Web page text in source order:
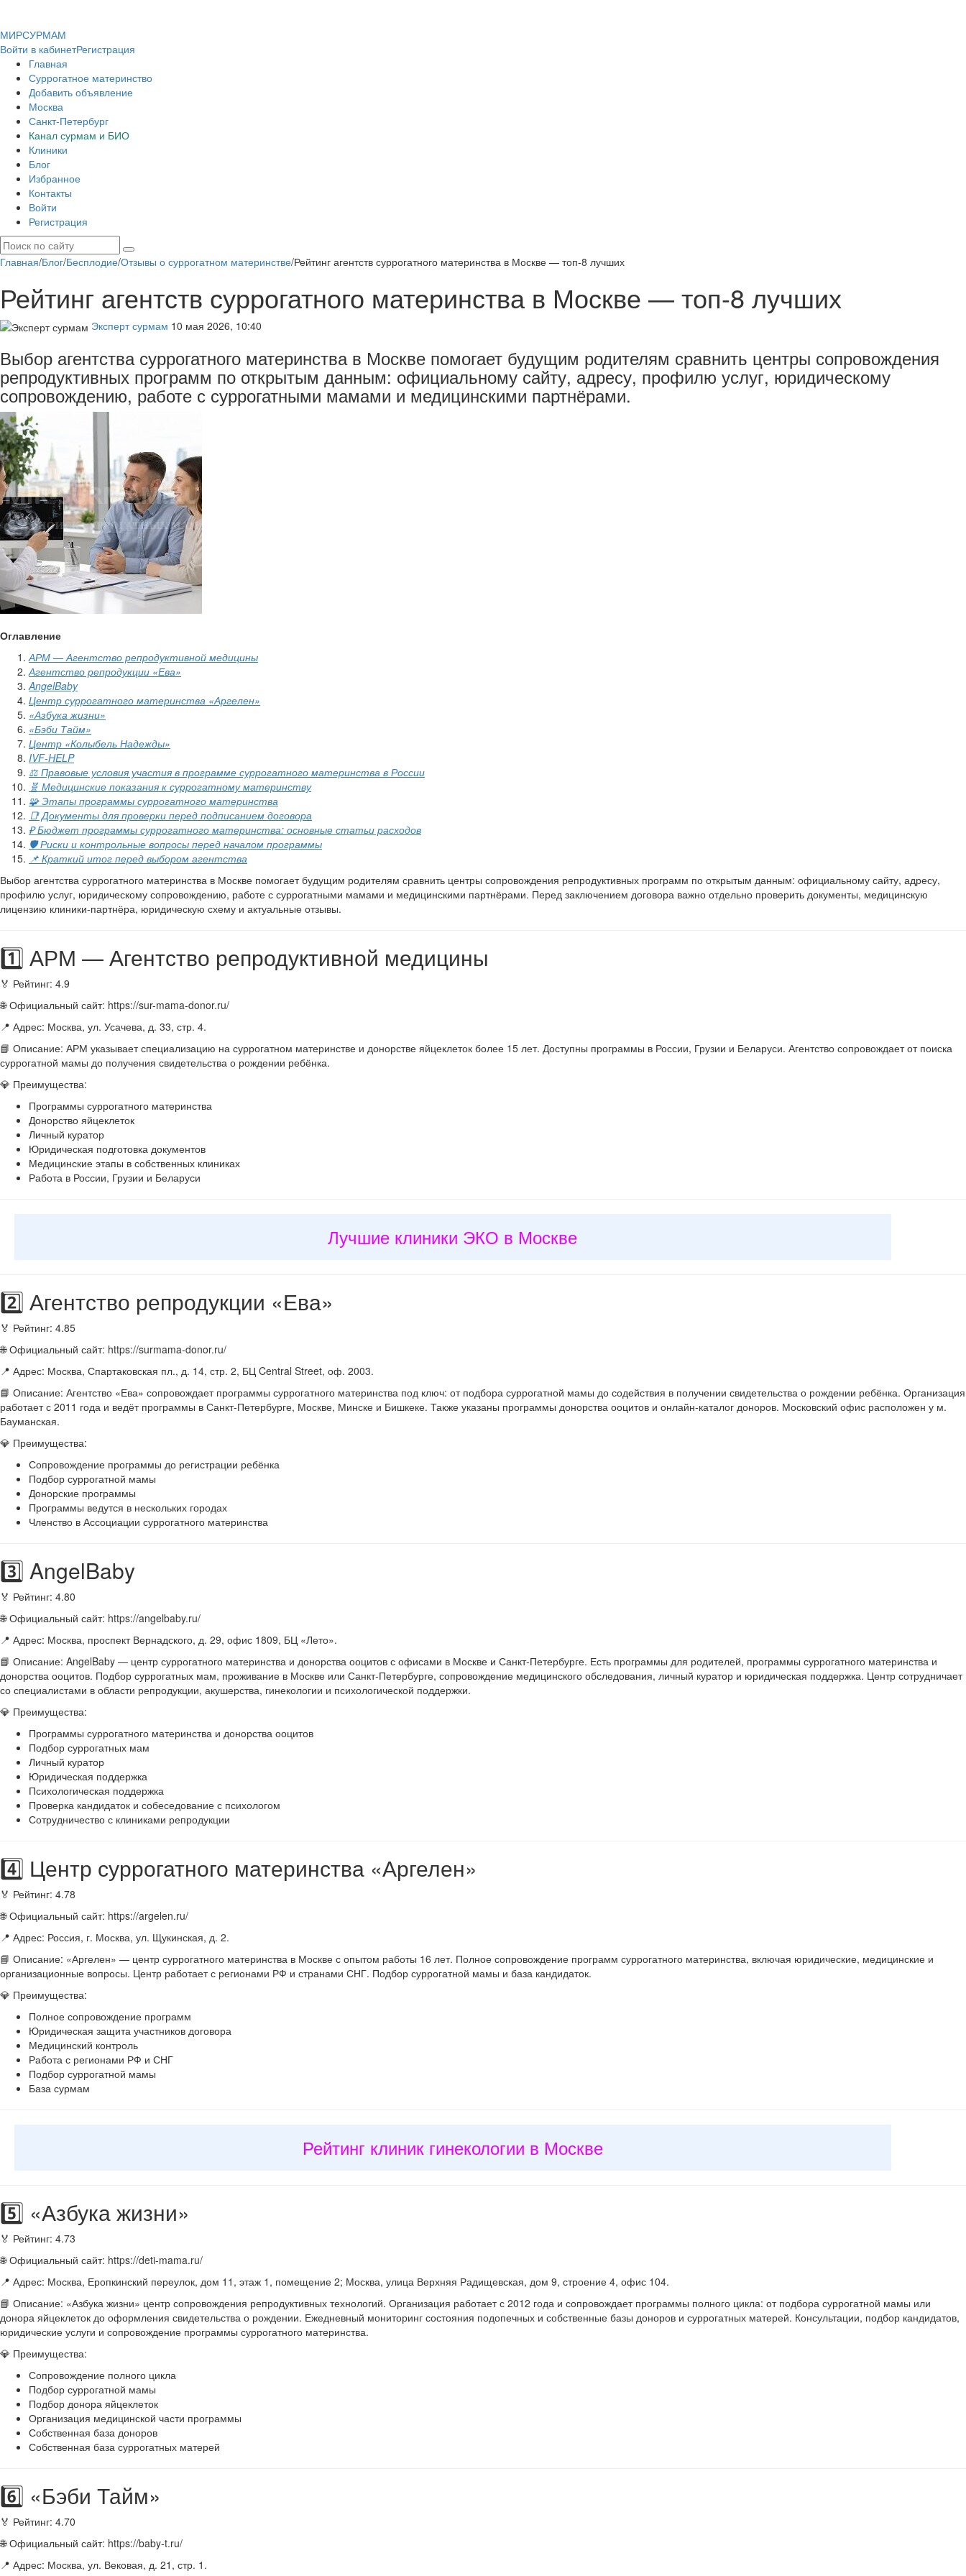
МИРСУРМАМ
Войти в кабинетРегистрация
Главная
Суррогатное материнство
Добавить объявление
Москва
Санкт-Петербург
Канал сурмам и БИО
Клиники
Блог
Избранное
Контакты
Войти
Регистрация
Главная/Блог/Бесплодие/Отзывы о суррогатном материнстве/Рейтинг агентств суррогатного материнства в Москве — топ-8 лучших
Рейтинг агентств суррогатного материнства в Москве — топ-8 лучших
Эксперт сурмам 10 мая 2026, 10:40
Выбор агентства суррогатного материнства в Москве помогает будущим родителям сравнить центры сопровождения
репродуктивных программ по открытым данным: официальному сайту, адресу, профилю услуг, юридическому
сопровождению, работе с суррогатными мамами и медицинскими партнёрами.
Оглавление
АРМ — Агентство репродуктивной медицины
Агентство репродукции «Ева»
AngelBaby
Центр суррогатного материнства «Аргелен»
«Азбука жизни»
«Бэби Тайм»
Центр «Колыбель Надежды»
IVF-HELP
⚖️ Правовые условия участия в программе суррогатного материнства в России
🧬 Медицинские показания к суррогатному материнству
🧩 Этапы программы суррогатного материнства
📑 Документы для проверки перед подписанием договора
₽ Бюджет программы суррогатного материнства: основные статьи расходов
🛡️ Риски и контрольные вопросы перед началом программы
📌 Краткий итог перед выбором агентства
Выбор агентства суррогатного материнства в Москве помогает будущим родителям сравнить центры сопровождения репродуктивных программ по открытым данным: официальному сайту, адресу,
профилю услуг, юридическому сопровождению, работе с суррогатными мамами и медицинскими партнёрами. Перед заключением договора важно отдельно проверить документы, медицинскую
лицензию клиники-партнёра, юридическую схему и актуальные отзывы.
1️⃣ АРМ — Агентство репродуктивной медицины
🏅 Рейтинг: 4.9
🌐 Официальный сайт: https://sur-mama-donor.ru/
📍 Адрес: Москва, ул. Усачева, д. 33, стр. 4.
📘 Описание: АРМ указывает специализацию на суррогатном материнстве и донорстве яйцеклеток более 15 лет. Доступны программы в России, Грузии и Беларуси. Агентство сопровождает от поиска
суррогатной мамы до получения свидетельства о рождении ребёнка.
💎 Преимущества:
Программы суррогатного материнства
Донорство яйцеклеток
Личный куратор
Юридическая подготовка документов
Медицинские этапы в собственных клиниках
Работа в России, Грузии и Беларуси
Лучшие клиники ЭКО в Москве
2️⃣ Агентство репродукции «Ева»
🏅 Рейтинг: 4.85
🌐 Официальный сайт: https://surmama-donor.ru/
📍 Адрес: Москва, Спартаковская пл., д. 14, стр. 2, БЦ Central Street, оф. 2003.
📘 Описание: Агентство «Ева» сопровождает программы суррогатного материнства под ключ: от подбора суррогатной мамы до содействия в получении свидетельства о рождении ребёнка. Организация
работает с 2011 года и ведёт программы в Санкт-Петербурге, Москве, Минске и Бишкеке. Также указаны программы донорства ооцитов и онлайн-каталог доноров. Московский офис расположен у м.
Бауманская.
💎 Преимущества:
Сопровождение программы до регистрации ребёнка
Подбор суррогатной мамы
Донорские программы
Программы ведутся в нескольких городах
Членство в Ассоциации суррогатного материнства
3️⃣ AngelBaby
🏅 Рейтинг: 4.80
🌐 Официальный сайт: https://angelbaby.ru/
📍 Адрес: Москва, проспект Вернадского, д. 29, офис 1809, БЦ «Лето».
📘 Описание: AngelBaby — центр суррогатного материнства и донорства ооцитов с офисами в Москве и Санкт-Петербурге. Есть программы для родителей, программы суррогатного материнства и
донорства ооцитов. Подбор суррогатных мам, проживание в Москве или Санкт-Петербурге, сопровождение медицинского обследования, личный куратор и юридическая поддержка. Центр сотрудничает
со специалистами в области репродукции, акушерства, гинекологии и психологической поддержки.
💎 Преимущества:
Программы суррогатного материнства и донорства ооцитов
Подбор суррогатных мам
Личный куратор
Юридическая поддержка
Психологическая поддержка
Проверка кандидаток и собеседование с психологом
Сотрудничество с клиниками репродукции
4️⃣ Центр суррогатного материнства «Аргелен»
🏅 Рейтинг: 4.78
🌐 Официальный сайт: https://argelen.ru/
📍 Адрес: Россия, г. Москва, ул. Щукинская, д. 2.
📘 Описание: «Аргелен» — центр суррогатного материнства в Москве с опытом работы 16 лет. Полное сопровождение программ суррогатного материнства, включая юридические, медицинские и
организационные вопросы. Центр работает с регионами РФ и странами СНГ. Подбор суррогатной мамы и база кандидаток.
💎 Преимущества:
Полное сопровождение программ
Юридическая защита участников договора
Медицинский контроль
Работа с регионами РФ и СНГ
Подбор суррогатной мамы
База сурмам
Рейтинг клиник гинекологии в Москве
5️⃣ «Азбука жизни»
🏅 Рейтинг: 4.73
🌐 Официальный сайт: https://deti-mama.ru/
📍 Адрес: Москва, Еропкинский переулок, дом 11, этаж 1, помещение 2; Москва, улица Верхняя Радищевская, дом 9, строение 4, офис 104.
📘 Описание: «Азбука жизни» центр сопровождения репродуктивных технологий. Организация работает с 2012 года и сопровождает программы полного цикла: от подбора суррогатной мамы или
донора яйцеклеток до оформления свидетельства о рождении. Ежедневный мониторинг состояния подопечных и собственные базы доноров и суррогатных матерей. Консультации, подбор кандидатов,
юридические услуги и сопровождение программы суррогатного материнства.
💎 Преимущества:
Сопровождение полного цикла
Подбор суррогатной мамы
Подбор донора яйцеклеток
Организация медицинской части программы
Собственная база доноров
Собственная база суррогатных матерей
6️⃣ «Бэби Тайм»
🏅 Рейтинг: 4.70
🌐 Официальный сайт: https://baby-t.ru/
📍 Адрес: Москва, ул. Вековая, д. 21, стр. 1.